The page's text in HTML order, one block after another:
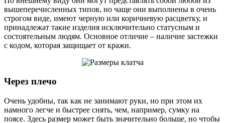
вышеперечисленных типов, но чаще они выполнены в очень
строгом виде, имеют черную или коричневую расцветку, и
принадлежат такие изделия исключительно статусным и
состоятельным людям. Основное отличие – наличие застежки
с кодом, которая защищает от кражи.
Через плечо
Очень удобны, так как не занимают руки, но при этом их
намного легче и быстрее снять, чем, например, сумку на
поясе. Здесь размер может быть значительно больше, но чтобы